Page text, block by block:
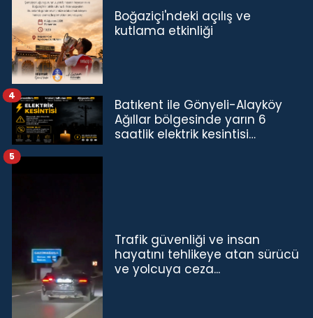
Boğaziçi'ndeki açılış ve
kutlama etkinliği
Batıkent ile Gönyeli-Alayköy
Ağıllar bölgesinde yarın 6
saatlik elektrik kesintisi…
4
Trafik güvenliği ve insan
hayatını tehlikeye atan sürücü
ve yolcuya ceza...
5